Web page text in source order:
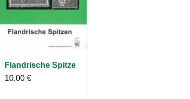
Flandrische Spitze
10,00 €